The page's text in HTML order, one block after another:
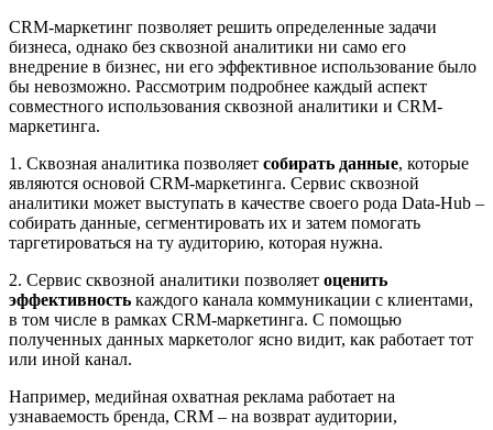
CRM-маркетинг позволяет решить определенные задачи
бизнеса, однако без сквозной аналитики ни само его
внедрение в бизнес, ни его эффективное использование было
бы невозможно. Рассмотрим подробнее каждый аспект
совместного использования сквозной аналитики и CRM-
маркетинга.
1. Сквозная аналитика позволяет собирать данные, которые
являются основой CRM-маркетинга. Сервис сквозной
аналитики может выступать в качестве своего рода Data-Hub –
собирать данные, сегментировать их и затем помогать
таргетироваться на ту аудиторию, которая нужна.
2. Сервис сквозной аналитики позволяет оценить
эффективность каждого канала коммуникации с клиентами,
в том числе в рамках CRM-маркетинга. С помощью
полученных данных маркетолог ясно видит, как работает тот
или иной канал.
Например, медийная охватная реклама работает на
узнаваемость бренда, CRM – на возврат аудитории,